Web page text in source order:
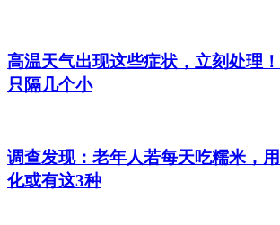
高温天气出现这些症状，立刻处理
只隔几个小
调查发现：老年人若每天吃糯米，
化或有这3种